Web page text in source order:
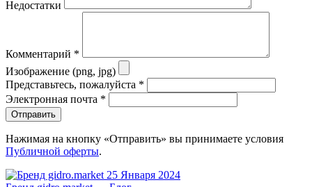
Недостатки
Комментарий *
Изображение (png, jpg)
Представьтесь, пожалуйста *
Электронная почта *
Отправить
Нажимая на кнопку «Отправить» вы принимаете условия
Публичной оферты.
25 Января 2024